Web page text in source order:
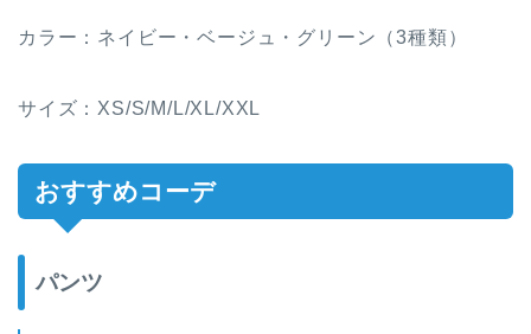
カラー：ネイビー・ベージュ・グリーン（3種類）
サイズ：XS/S/M/L/XL/XXL
おすすめコーデ
パンツ